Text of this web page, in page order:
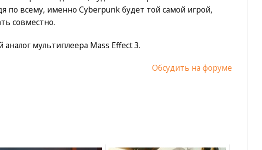
по всему, именно Cyberpunk будет той самой игрой,
совместно.
мультиплеера Mass Effect 3.
Обсудить на форуме